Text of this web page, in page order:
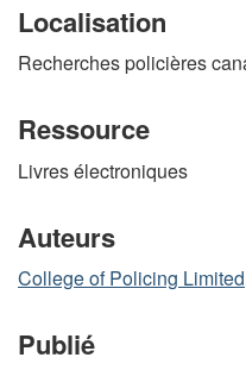
Localisation
Recherches policières
Ressource
Livres électroniques
Auteurs
College of Policing Limited
Publié